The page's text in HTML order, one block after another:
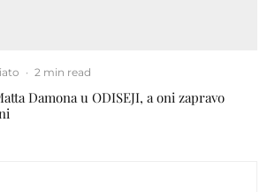
· 2 min read
Damona u ODISEJI, a oni zapravo